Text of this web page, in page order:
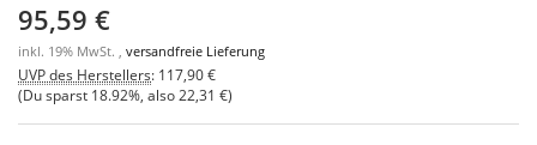
95,59 €
inkl. 19% MwSt. , versandfreie Lieferung
UVP des Herstellers: 117,90 €
(Du sparst 18.92% , also 22,31 €)